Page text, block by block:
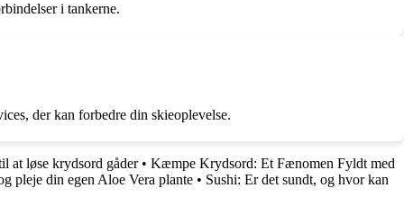
i tankerne.
der kan forbedre din skieoplevelse.
at løse krydsord gåder• Kæmpe Krydsord: Et Fænomen Fyldt med
pleje din egen Aloe Vera plante • Sushi: Er det sundt, og hvor kan